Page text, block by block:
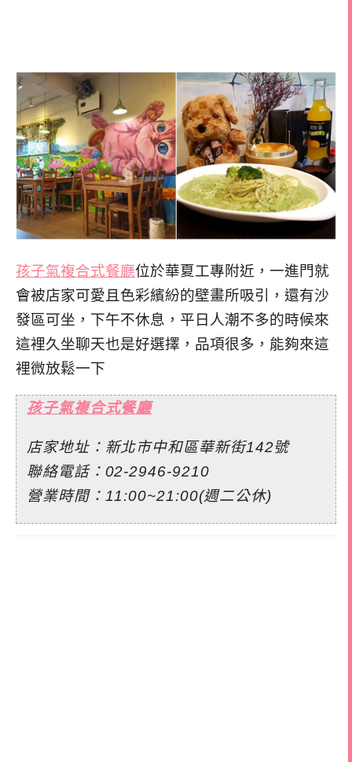
孩子氣複合式餐廳位於華夏工專附近，一進門就
會被店家可愛且色彩繽紛的壁畫所吸引，還有沙
發區可坐，下午不休息，平日人潮不多的時候來
這裡久坐聊天也是好選擇，品項很多，能夠來這
裡微放鬆一下
孩子氣複合式餐廳
店家地址：新北市中和區華新街142號
聯絡電話：02-2946-9210
營業時間：11:00~21:00(週二公休)